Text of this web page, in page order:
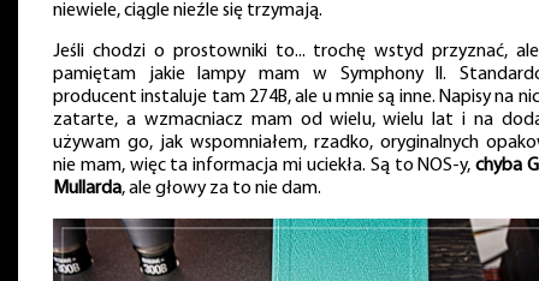
niewiele, ciągle nieźle się trzymają.
Jeśli chodzi o prostowniki to... trochę wstyd przyznać,
pamiętam jakie lampy mam w Symphony II.
producent instaluje tam 274B, ale u mnie są inne. Napisy na
zatarte, a wzmacniacz mam od wielu, wielu lat i na
używam go, jak wspomniałem, rzadko, oryginalnych
nie mam, więc ta informacja mi uciekła. Są to NOS-y,chyba
Mullarda, ale głowy za to nie dam.